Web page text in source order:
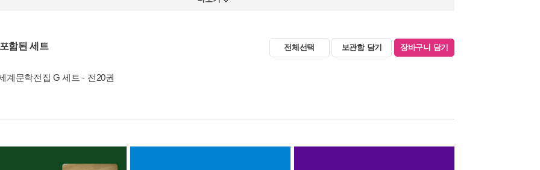
함된 세트 전체선택 보관함 담기 장바구니 담기
계문학전집 G 세트 - 전20권